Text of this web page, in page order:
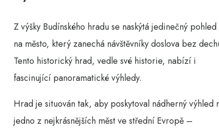
Z výšky Budínského hradu se naskýtá jedinečný pohled
na město, který zanechá návštěvníky doslova bez
Tento historický hrad, vedle své historie, nabízí i
fascinující panoramatické výhledy.
Hrad je situován tak, aby poskytoval nádherný výhled
jedno z nejkrásnějších měst ve střední Evropě –